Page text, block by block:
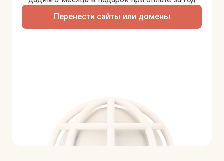
Перенести сайты или домены